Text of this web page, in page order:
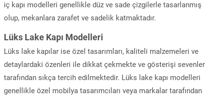
iç kapı modelleri genellikle düz ve sade çizgilerle tasarlanmış
olup, mekanlara zarafet ve sadelik katmaktadır.
Lüks Lake Kapı Modelleri
Lüks lake kapılar ise özel tasarımları, kaliteli malzemeleri ve
detaylardaki özenleri ile dikkat çekmekte ve gösterişi sevenler
tarafından sıkça tercih edilmektedir. Lüks lake kapı modelleri
genellikle özel mobilya tasarımcıları veya markalar tarafından